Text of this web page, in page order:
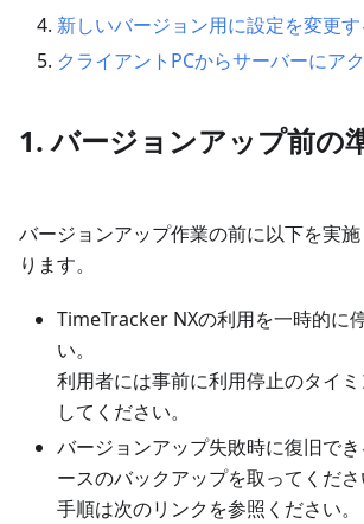
新しいバージョン用に設定を変更す
クライアントPCからサーバーにア
1. バージョンアップ前の
バージョンアップ作業の前に以下を実
ります。
TimeTracker NXの利用を一時的に
い。
利用者には事前に利用停止のタイ
してください。
バージョンアップ失敗時に復旧で
ースのバックアップを取ってくださ
手順は次のリンクを参照ください